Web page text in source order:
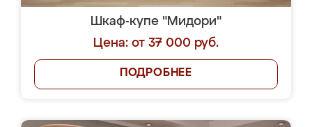
Шкаф-купе "Мидори"
Цена: от 37 000 руб.
ПОДРОБНЕЕ